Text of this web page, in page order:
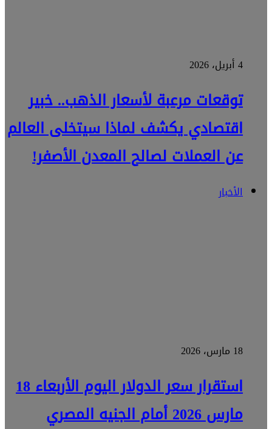
4 أبريل، 2026
توقعات مرعبة لأسعار الذهب.. خبير
اقتصادي يكشف لماذا سيتخلى العالم
عن العملات لصالح المعدن الأصفر!
الأخبار
18 مارس، 2026
استقرار سعر الدولار اليوم الأربعاء 18
مارس 2026 أمام الجنيه المصري